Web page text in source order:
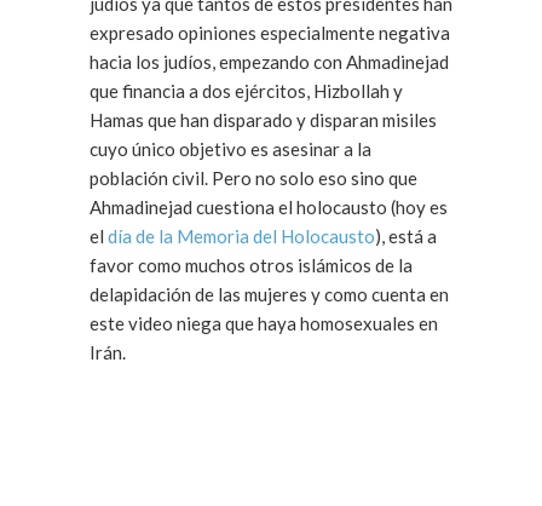
expresado opiniones especialmente negativa
hacia los judíos, empezando con Ahmadinejad
que financia a dos ejércitos, Hizbollah y
Hamas que han disparado y disparan misiles
cuyo único objetivo es asesinar a la
población civil. Pero no solo eso sino que
Ahmadinejad cuestiona el holocausto (hoy es
el día de la Memoria del Holocausto), está a
favor como muchos otros islámicos de la
delapidación de las mujeres y como cuenta en
este video niega que haya homosexuales en
Irán.